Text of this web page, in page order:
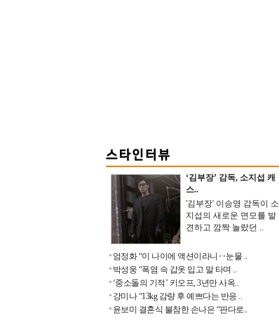
‘김부장’ 감독, 소지섭 캐
스..
'김부장' 이승영 감독이 소
지섭의 새로운 면모를 발
견하고 깜짝 놀랐던 ..
엄정화 “이 나이에 액션이라니‥눈물 ..
박성웅 “폭염 속 갑옷 입고 말 타며 ..
‘중소돌의 기적’ 키오프, 3년만 사옥..
강미나 “13kg 감량 후 예쁘다는 반응 ..
윤보미 결혼식 불참한 손나은 “판다로..